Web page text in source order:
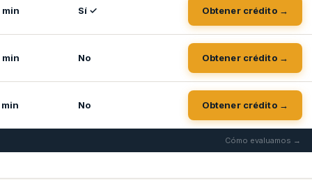
Sí ✓ Obtener crédito →
No Obtener crédito →
No Obtener crédito →
Cómo evaluamos →